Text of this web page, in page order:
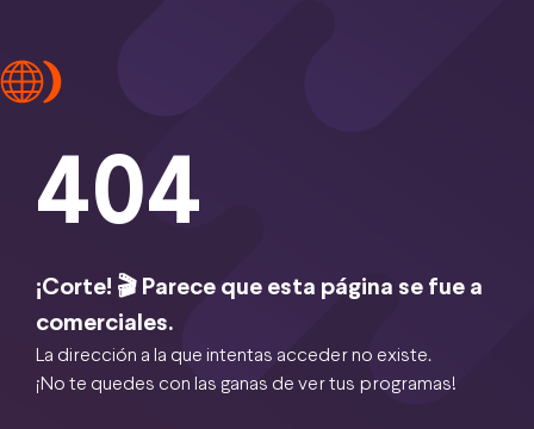
404
¡Corte! 🎬 Parece que esta página se fue a
comerciales.
La dirección a la que intentas acceder no existe.
¡No te quedes con las ganas de ver tus programas!